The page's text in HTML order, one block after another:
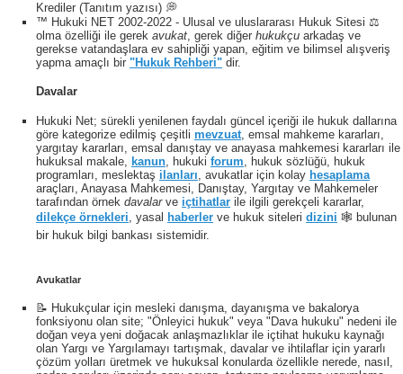
Krediler (Tanıtım yazısı) 💭
™ Hukuki NET 2002-2022 - Ulusal ve uluslararası Hukuk Sitesi ⚖️
olma özelliği ile gerek avukat, gerek diğer hukukçu arkadaş ve
gerekse vatandaşlara ev sahipliği yapan, eğitim ve bilimsel alışveriş
yapma amaçlı bir "Hukuk Rehberi" dir.
Davalar
Hukuki Net; sürekli yenilenen faydalı güncel içeriği ile hukuk dallarına
göre kategorize edilmiş çeşitli mevzuat , emsal mahkeme kararları,
yargıtay kararları, emsal danıştay ve anayasa mahkemesi kararları ile
hukuksal makale, kanun , hukuki forum , hukuk sözlüğü, hukuk
programları, meslektaş ilanları , avukatlar için kolay hesaplama
araçları, Anayasa Mahkemesi, Danıştay, Yargıtay ve Mahkemeler
tarafından örnek davalarve içtihatlar ile ilgili gerekçeli kararlar,
dilekçe örnekleri , yasal haberler ve hukuk siteleri dizini 🕸 bulunan
bir hukuk bilgi bankası sistemidir.
Avukatlar
📝 Hukukçular için mesleki danışma, dayanışma ve bakalorya
fonksiyonu olan site; "Önleyici hukuk" veya "Dava hukuku" nedeni ile
doğan veya yeni doğacak anlaşmazlıklar ile içtihat hukuku kaynağı
olan Yargı ve Yargılamayı tartışmak, davalar ve ihtilaflar için yararlı
çözüm yolları üretmek ve hukuksal konularda özellikle nerede, nasıl,